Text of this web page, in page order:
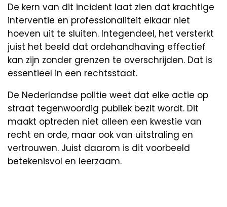
De kern van dit incident laat zien dat krachtige
interventie en professionaliteit elkaar niet
hoeven uit te sluiten. Integendeel, het versterkt
juist het beeld dat ordehandhaving effectief
kan zijn zonder grenzen te overschrijden. Dat is
essentieel in een rechtsstaat.
De Nederlandse politie weet dat elke actie op
straat tegenwoordig publiek bezit wordt. Dit
maakt optreden niet alleen een kwestie van
recht en orde, maar ook van uitstraling en
vertrouwen. Juist daarom is dit voorbeeld
betekenisvol en leerzaam.